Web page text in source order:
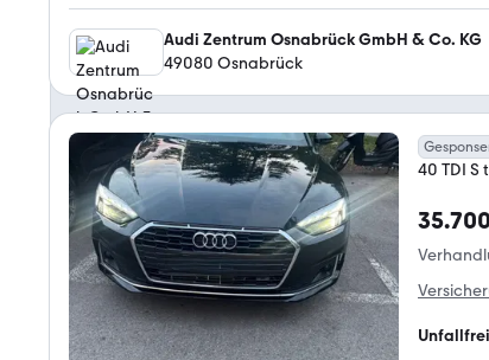
Audi Zentrum Osnabrück GmbH & Co. KG
49080 Osnabrück
40 TDI S
Unfallfrei